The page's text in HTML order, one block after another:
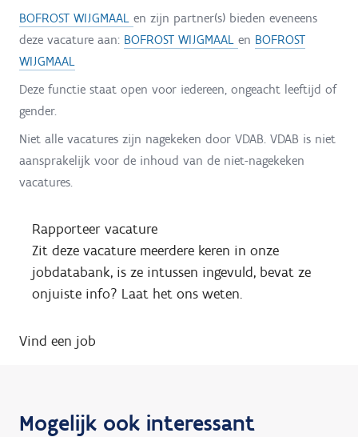
BOFROST WIJGMAAL en zijn partner(s) bieden eveneens
deze vacature aan: BOFROST WIJGMAAL en BOFROST
WIJGMAAL
Deze functie staat open voor iedereen, ongeacht leeftijd of
gender.
Niet alle vacatures zijn nagekeken door VDAB. VDAB is niet
aansprakelijk voor de inhoud van de niet-nagekeken
vacatures.
Rapporteer vacature
Zit deze vacature meerdere keren in onze
jobdatabank, is ze intussen ingevuld, bevat ze
onjuiste info? Laat het ons weten.
Vind een job
Mogelijk ook interessant